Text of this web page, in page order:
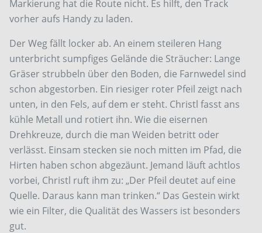
Markierung hat die Route nicht. Es hilft, den Track
vorher aufs Handy zu laden.
Der Weg fällt locker ab. An einem steileren Hang
unterbricht sumpfiges Gelände die Sträucher: Lange
Gräser strubbeln über den Boden, die Farnwedel sind
schon abgestorben. Ein riesiger roter Pfeil zeigt nach
unten, in den Fels, auf dem er steht. Christl fasst ans
kühle Metall und rotiert ihn. Wie die eisernen
Drehkreuze, durch die man Weiden betritt oder
verlässt. Einsam stecken sie noch mitten im Pfad, die
Hirten haben schon abgezäunt. Jemand läuft achtlos
vorbei, Christl ruft ihm zu: „Der Pfeil deutet auf eine
Quelle. Daraus kann man trinken.“ Das Gestein wirkt
wie ein Filter, die Qualität des Wassers ist besonders
gut.